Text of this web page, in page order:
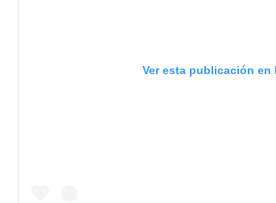
Ver esta publicación en